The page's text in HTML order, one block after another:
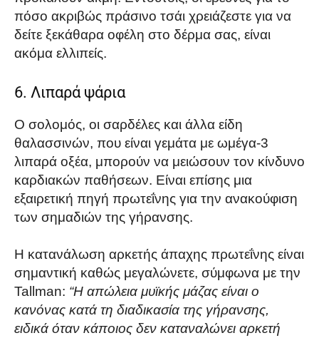
πόσο ακριβώς πράσινο τσάι χρειάζεστε για να
δείτε ξεκάθαρα οφέλη στο δέρμα σας, είναι
ακόμα ελλιπείς.
6. Λιπαρά ψάρια
Ο σολομός, οι σαρδέλες και άλλα είδη
θαλασσινών, που είναι γεμάτα με ωμέγα-3
λιπαρά οξέα, μπορούν να μειώσουν τον κίνδυνο
καρδιακών παθήσεων. Είναι επίσης μια
εξαιρετική πηγή πρωτεΐνης για την ανακούφιση
των σημαδιών της γήρανσης.
Η κατανάλωση αρκετής άπαχης πρωτεΐνης είναι
σημαντική καθώς μεγαλώνετε, σύμφωνα με την
Tallman: “Η απώλεια μυϊκής μάζας είναι ο
κανόνας κατά τη διαδικασία της γήρανσης,
ειδικά όταν κάποιος δεν καταναλώνει αρκετή